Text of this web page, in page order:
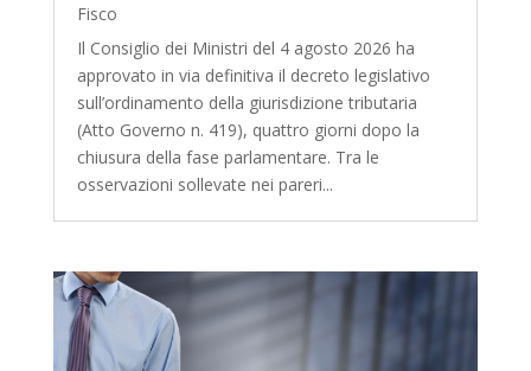
Fisco
Il Consiglio dei Ministri del 4 agosto 2026 ha
approvato in via definitiva il decreto legislativo
sull’ordinamento della giurisdizione tributaria
(Atto Governo n. 419), quattro giorni dopo la
chiusura della fase parlamentare. Tra le
osservazioni sollevate nei pareri...